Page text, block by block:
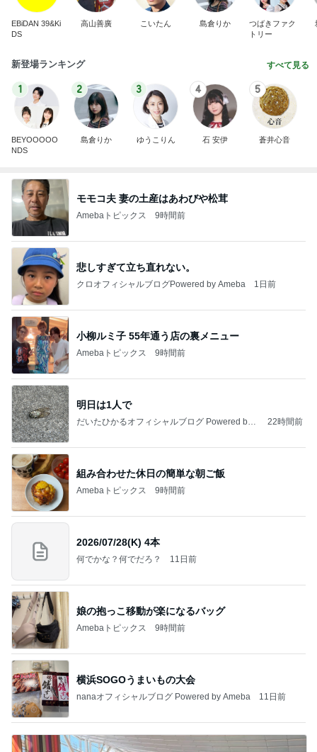
EBiDAN 39&Ki
DS
高山善廣 こいたん 島倉りか
つばきファク
トリー
新登場ランキング すべて見る
1
BEYOOOOO
NDS
2
島倉りか
3
ゆうこりん
4
石 安伊
5
蒼井心音
モモコ夫 妻の土産はあわびや松茸
Amebaトピックス 9時間前
悲しすぎて立ち直れない。
クロオフィシャルブログPowered by Ameba 1日前
小柳ルミ子 55年通う店の裏メニュー
Amebaトピックス 9時間前
明日は1人で
だいたひかるオフィシャルブログ Powered by
22時間前
組み合わせた休日の簡単な朝ご飯
Amebaトピックス 9時間前
2026/07/28(K) 4本
何でかな？何でだろ？ 11日前
娘の抱っこ移動が楽になるバッグ
Amebaトピックス 9時間前
横浜SOGOうまいもの大会
nanaオフィシャルブログ Powered by Ameba 11日前